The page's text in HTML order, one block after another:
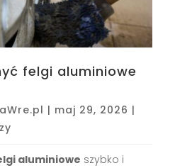
felgi aluminiowe
| maj 29, 2026 |
aluminiowe szybko i